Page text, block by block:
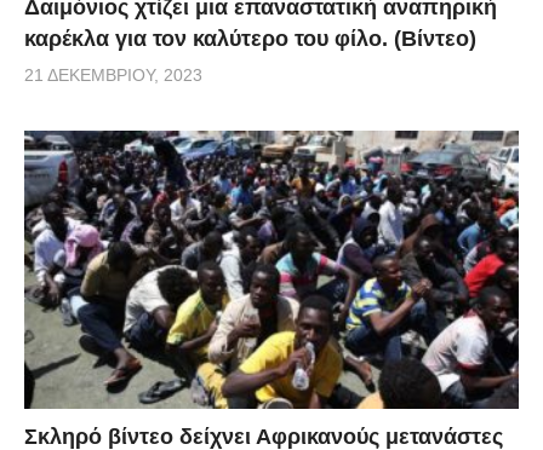
Δαιμόνιος χτίζει μια επαναστατική αναπηρική
καρέκλα για τον καλύτερο του φίλο. (Βίντεο)
21 ΔΕΚΕΜΒΡΊΟΥ, 2023
Σκληρό βίντεο δείχνει Αφρικανούς μετανάστες